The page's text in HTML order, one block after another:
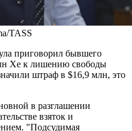
TASS
приговорил бывшего
Хе к лишению свободы
штраф в $16,9 млн, это
в разглашении
взяток и
"Подсудимая